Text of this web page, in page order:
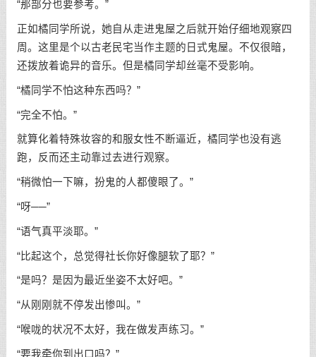
“那部分也要参考。”
正如橘同学所说，她自从走进鬼屋之后就开始仔细地观察四
周。这里是个以古老民宅当作主题的日式鬼屋。不仅很暗，
还拨放着诡异的音乐。但是橘同学却丝毫不受影响。
“橘同学不怕这种东西吗？”
“完全不怕。”
就算化着特殊妆容的和服女性不断逼近，橘同学也没有逃
跑，反而还主动靠过去进行观察。
“稍微怕一下嘛，扮鬼的人都傻眼了。”
“呀──”
“语气真平淡耶。”
“比起这个，总觉得社长你好像腿软了耶？”
“是吗？是因为最近坐姿不太好吧。”
“从刚刚就不停发出惨叫。”
“喉咙的状况不太好，我在做发声练习。”
“要我牵你到出口吗？”